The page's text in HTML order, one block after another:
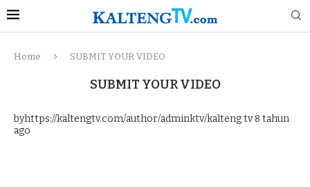
Home SUBMIT YOUR VIDEO
SUBMIT YOUR VIDEO
byhttps://kaltengtv.com/author/adminktv/kalteng tv8 tahun
ago